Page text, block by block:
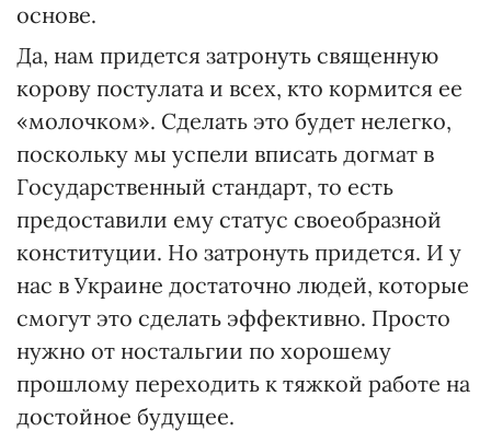
основе.
Да, нам придется затронуть священную
корову постулата и всех, кто кормится ее
«молочком». Сделать это будет нелегко,
поскольку мы успели вписать догмат в
Государственный стандарт, то есть
предоставили ему статус своеобразной
конституции. Но затронуть придется. И у
нас в Украине достаточно людей, которые
смогут это сделать эффективно. Просто
нужно от ностальгии по хорошему
прошлому переходить к тяжкой работе на
достойное будущее.